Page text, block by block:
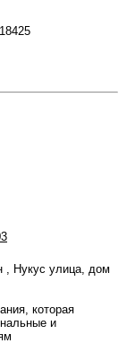
, Нукус улица, дом
которая
и